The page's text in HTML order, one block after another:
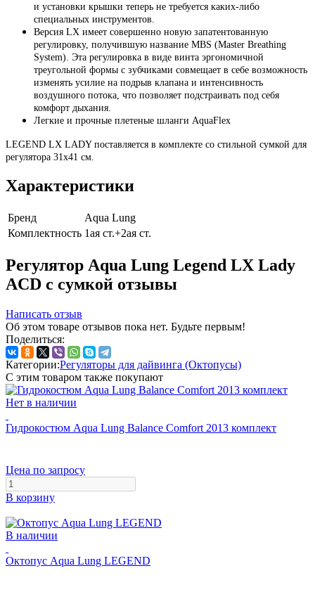
и установки крышки теперь не требуется каких-либо
специальных инструментов.
Версия LX имеет совершенно новую запатентованную
регулировку, получившую название MBS (Master Breathing
System). Эта регулировка в виде винта эргономичной
треугольной формы с зубчиками совмещает в себе возможность
изменять усилие на подрыв клапана и интенсивность
воздушного потока, что позволяет подстраивать под себя
комфорт дыхания.
Легкие и прочные плетеные шланги AquaFlex
LEGEND LX LADY поставляется в комплекте со стильной сумкой для
регулятора 31х41 см.
Характеристики
Бренд
Aqua Lung
Комплектность 1ая ст.+2ая ст.
Регулятор Aqua Lung Legend LX Lady
ACD с сумкой отзывы
Написать отзыв
Об этом товаре отзывов пока нет. Будьте первым!
Поделиться:
Категории:Регуляторы для дайвинга (Октопусы)
С этим товаром также покупают
Нет в наличии
Гидрокостюм Aqua Lung Balance Comfort 2013 комплект
Цена по запросу
В корзину
В наличии
Октопус Aqua Lung LEGEND